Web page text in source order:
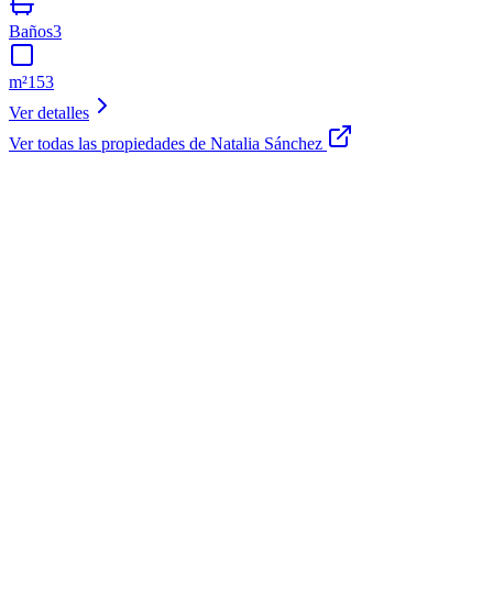
Baños3
m²153
Ver detalles
Ver todas las propiedades de Natalia Sánchez